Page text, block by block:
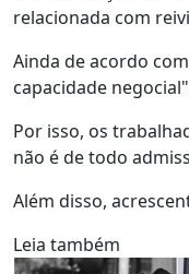
relacionada com
Ainda de acordo
capacidade
Por isso, os
não é de todo
Além disso,
Leia também